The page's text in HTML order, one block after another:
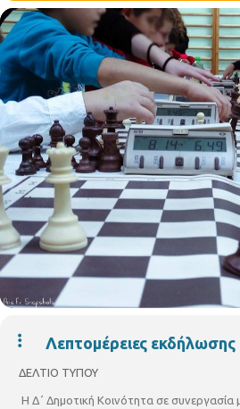
Λεπτομέρειες εκδήλωσης
ΔΕΛΤΙΟ ΤΥΠΟΥ
Η Δ΄ Δημοτική Κοινότητα σε